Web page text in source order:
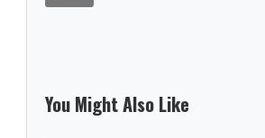
You Might Also Like